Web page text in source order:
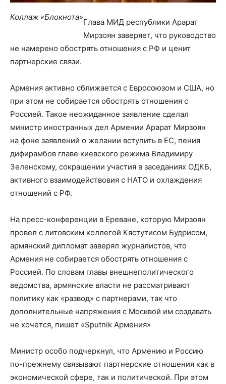
Коллаж «Блокнота»
Глава МИД республики Арарат
Мирзоян заверяет, что руководство
не намерено обострять отношения с РФ и ценит
партнерские связи.
Армения активно сближается с Евросоюзом и США, но
при этом не собирается обострять отношения с
Россией. Такое неожиданное заявление сделал
министр иностранных дел Армении Арарат Мирзоян
на фоне заявлений о желании вступить в ЕС, пения
дифирамбов главе киевского режима Владимиру
Зеленскому, сокращении участия в заседаниях ОДКБ,
активного взаимодействовия с НАТО и охлаждения
отношений с РФ.
На пресс-конференции в Ереване, которую Мирзоян
провел с литовским коллегой Кястутисом Будрисом,
армянский дипломат заверял журналистов, что
Армения не собирается обострять отношения с
Россией. По словам главы внешнеполитического
ведомства, армянские власти не рассматривают
политику как «развод» с партнерами, так что
дополнительные напряжения с Москвой им создавать
не хочется, пишет «Sputnik Армения»
Министр особо подчеркнул, что Армению и Россию
по-прежнему связывают партнерские отношения как в
экономической сфере, так и политической. При этом